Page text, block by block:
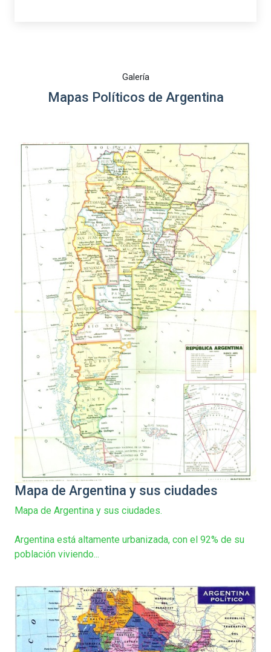
Galería
Mapas Políticos de Argentina
Mapa de Argentina y sus ciudades
Mapa de Argentina y sus ciudades.
Argentina está altamente urbanizada, con el 92% de su
población viviendo...